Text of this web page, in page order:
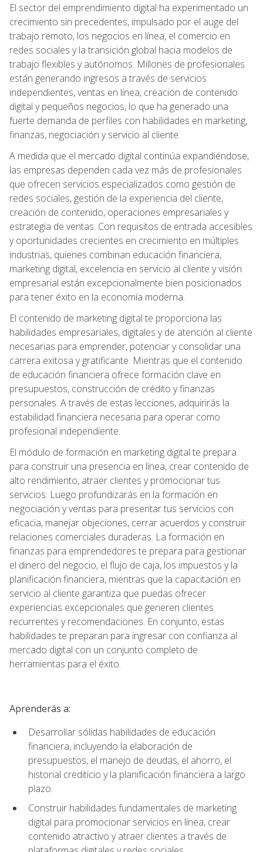
El sector del emprendimiento digital ha experimentado un
crecimiento sin precedentes, impulsado por el auge del
trabajo remoto, los negocios en línea, el comercio en
redes sociales y la transición global hacia modelos de
trabajo flexibles y autónomos. Millones de profesionales
están generando ingresos a través de servicios
independientes, ventas en línea, creación de contenido
digital y pequeños negocios, lo que ha generado una
fuerte demanda de perfiles con habilidades en marketing,
finanzas, negociación y servicio al cliente.
A medida que el mercado digital continúa expandiéndose,
las empresas dependen cada vez más de profesionales
que ofrecen servicios especializados como gestión de
redes sociales, gestión de la experiencia del cliente,
creación de contenido, operaciones empresariales y
estrategia de ventas. Con requisitos de entrada accesibles
y oportunidades crecientes en crecimiento en múltiples
industrias, quienes combinan educación financiera,
marketing digital, excelencia en servicio al cliente y visión
empresarial están excepcionalmente bien posicionados
para tener éxito en la economía moderna.
El contenido de marketing digital te proporciona las
habilidades empresariales, digitales y de atención al cliente
necesarias para emprender, potenciar y consolidar una
carrera exitosa y gratificante. Mientras que el contenido
de educación financiera ofrece formación clave en
presupuestos, construcción de crédito y finanzas
personales. A través de estas lecciones, adquirirás la
estabilidad financiera necesaria para operar como
profesional independiente.
El módulo de formación en marketing digital te prepara
para construir una presencia en línea, crear contenido de
alto rendimiento, atraer clientes y promocionar tus
servicios. Luego profundizarás en la formación en
negociación y ventas para presentar tus servicios con
eficacia, manejar objeciones, cerrar acuerdos y construir
relaciones comerciales duraderas. La formación en
finanzas para emprendedores te prepara para gestionar
el dinero del negocio, el flujo de caja, los impuestos y la
planificación financiera, mientras que la capacitación en
servicio al cliente garantiza que puedas ofrecer
experiencias excepcionales que generen clientes
recurrentes y recomendaciones. En conjunto, estas
habilidades te preparan para ingresar con confianza al
mercado digital con un conjunto completo de
herramientas para el éxito.
Aprenderás a:
Desarrollar sólidas habilidades de educación
financiera, incluyendo la elaboración de
presupuestos, el manejo de deudas, el ahorro, el
historial crediticio y la planificación financiera a largo
plazo.
Construir habilidades fundamentales de marketing
digital para promocionar servicios en línea, crear
contenido atractivo y atraer clientes a través de